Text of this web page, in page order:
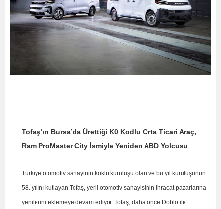
Tofaş’ın Bursa’da Ürettiği K0 Kodlu Orta Ticari Araç,
Ram ProMaster City İsmiyle Yeniden ABD Yolcusu
Türkiye otomotiv sanayinin köklü kuruluşu olan ve bu yıl kuruluşunun
58. yılını kutlayan Tofaş, yerli otomotiv sanayisinin ihracat pazarlarına
yenilerini eklemeye devam ediyor. Tofaş, daha önce Doblo ile